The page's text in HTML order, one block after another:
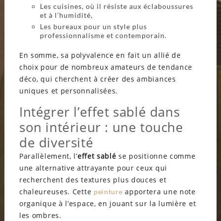
Les cuisines, où il résiste aux éclaboussures
et à l’humidité,
Les bureaux pour un style plus
professionnalisme et contemporain.
En somme, sa polyvalence en fait un allié de
choix pour de nombreux amateurs de tendance
déco, qui cherchent à créer des ambiances
uniques et personnalisées.
Intégrer l’effet sablé dans
son intérieur : une touche
de diversité
Parallèlement, l’effet sablé se positionne comme
une alternative attrayante pour ceux qui
recherchent des textures plus douces et
chaleureuses. Cette peinture apportera une note
organique à l’espace, en jouant sur la lumière et
les ombres.